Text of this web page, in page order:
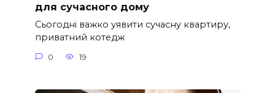
для сучасного дому
Сьогодні важко уявити сучасну квартиру,
приватний котедж
0 19